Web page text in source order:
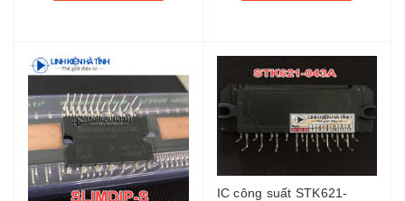
IC công suất STK621-